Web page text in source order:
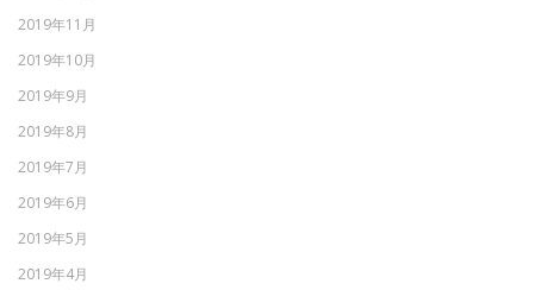
2019年11月
2019年10月
2019年9月
2019年8月
2019年7月
2019年6月
2019年5月
2019年4月